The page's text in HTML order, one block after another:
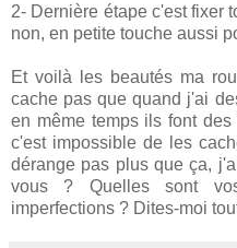
2- Dernière étape c'est fixer
non, en petite touche aussi
Et voilà les beautés ma
cache pas que quand j'ai
en même temps ils font
c'est impossible de les
dérange pas plus que ça,
vous ? Quelles sont
imperfections ? Dites-moi